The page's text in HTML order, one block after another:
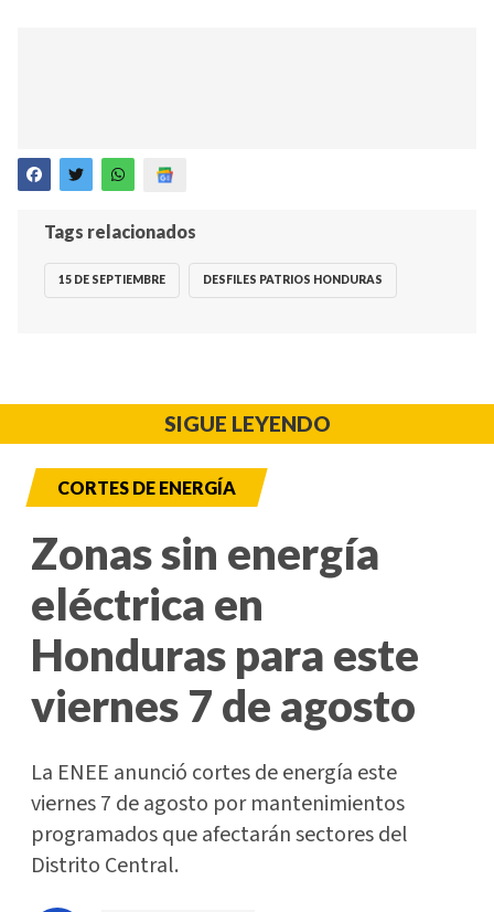
Tags relacionados
15 DE SEPTIEMBRE DESFILES PATRIOS HONDURAS
SIGUE LEYENDO
CORTES DE ENERGÍA
Zonas sin energía
eléctrica en
Honduras para este
viernes 7 de agosto
La ENEE anunció cortes de energía este
viernes 7 de agosto por mantenimientos
programados que afectarán sectores del
Distrito Central.